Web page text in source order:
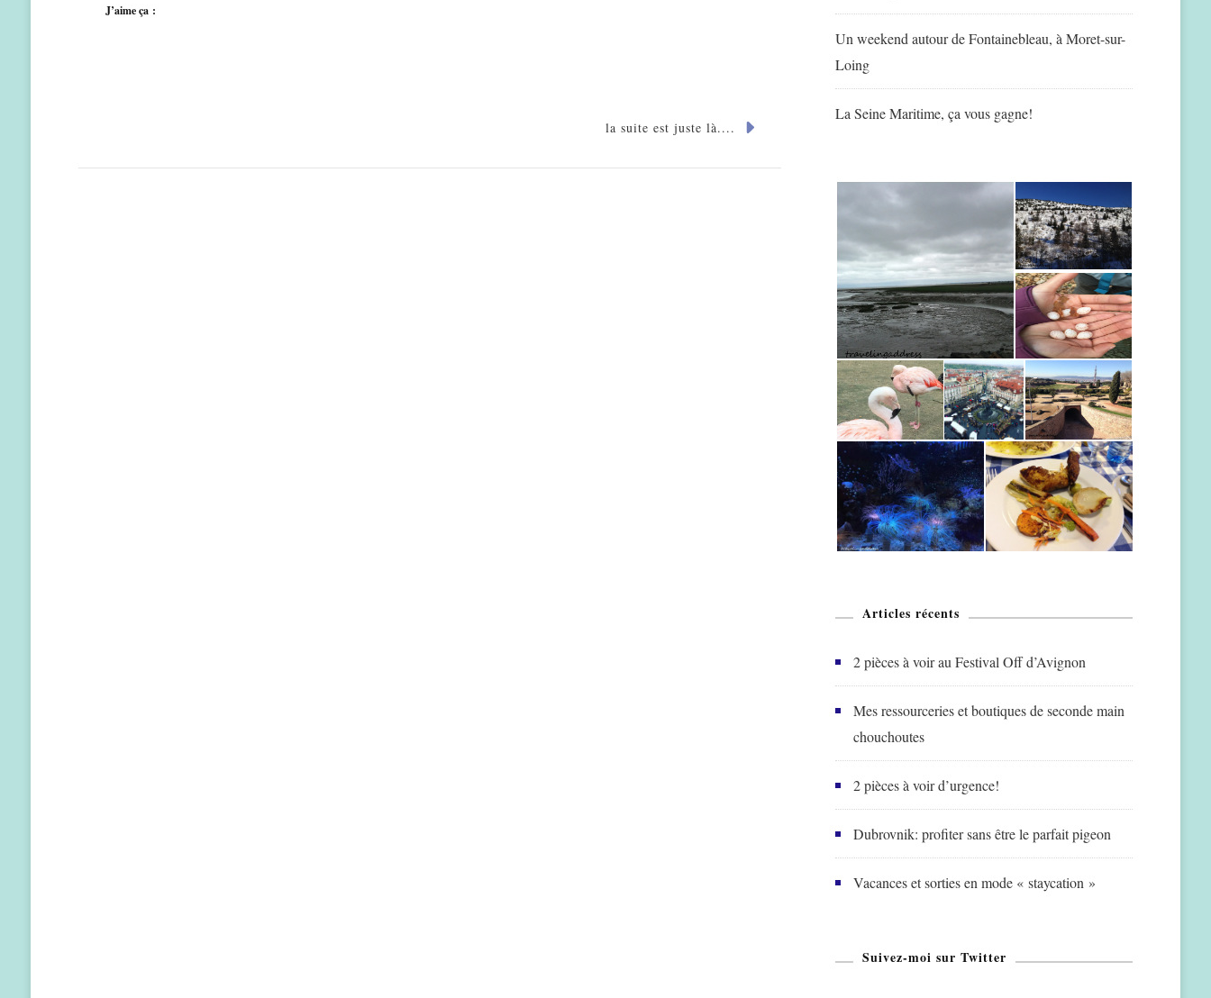
J’aime ça :
la suite est juste là....
Un weekend autour de Fontainebleau, à Moret-sur-
Loing
La Seine Maritime, ça vous gagne!
Articles récents
2 pièces à voir au Festival Off d’Avignon
Mes ressourceries et boutiques de seconde main
chouchoutes
2 pièces à voir d’urgence!
Dubrovnik: profiter sans être le parfait pigeon
Vacances et sorties en mode « staycation »
Suivez-moi sur Twitter